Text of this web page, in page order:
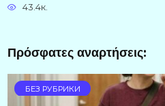
43.4к.
Πρόσφατες αναρτήσεις:
БЕЗ РУБРИКИ